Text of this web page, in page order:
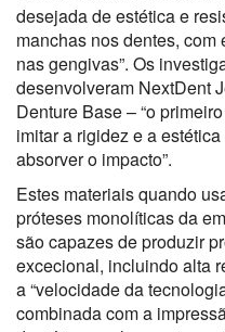
desejada de estética e
manchas nos dentes,
nas gengivas”. Os
desenvolveram NextDent
Denture Base – “o
imitar a rigidez e a
absorver o impacto”.
Estes materiais quando
próteses monolíticas da
são capazes de produzir
excecional, incluindo alta
a “velocidade da
combinada com a